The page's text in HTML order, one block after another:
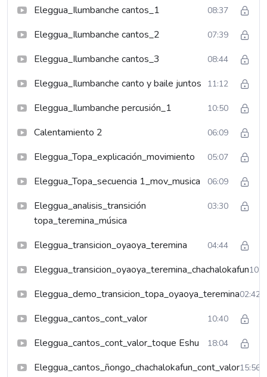
Eleggua_Ilumbanche cantos_1 08:37
Eleggua_Ilumbanche cantos_2 07:39
Eleggua_Ilumbanche cantos_3 08:44
Eleggua_Ilumbanche canto y baile juntos 11:12
Eleggua_Ilumbanche percusión_1 10:50
Calentamiento 2 06:09
Eleggua_Topa_explicación_movimiento 05:07
Eleggua_Topa_secuencia 1_mov_musica 06:09
Eleggua_analisis_transición
topa_teremina_música
03:30
Eleggua_transicion_oyaoya_teremina 04:44
Eleggua_transicion_oyaoya_teremina_chachalokafun
Eleggua_demo_transicion_topa_oyaoya_teremina02:42
Eleggua_cantos_cont_valor 10:40
Eleggua_cantos_cont_valor_toque Eshu 18:04
Eleggua_cantos_ñongo_chachalokafun_cont_valor15:56